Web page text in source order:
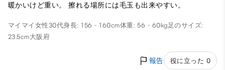
暖かいけど重い。 擦れる場所には毛玉も出来やすい。
マイマイ 女性30代身長: 156 - 160cm体重: 56 - 60kg足のサイズ:
23.5cm大阪府
報告 役に立った 0